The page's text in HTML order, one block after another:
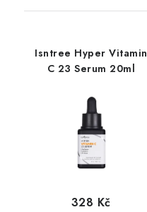
Isntree Hyper Vitamin
C 23 Serum 20ml
328 Kč